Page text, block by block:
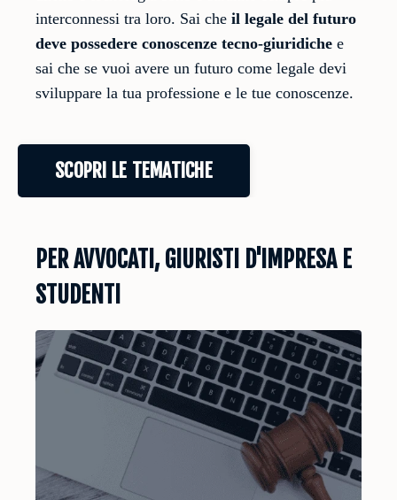
interconnessi tra loro. Sai che il legale del futuro
deve possedere conoscenze tecno-giuridiche e
sai che se vuoi avere un futuro come legale devi
sviluppare la tua professione e le tue conoscenze.
SCOPRI LE TEMATICHE
PER AVVOCATI, GIURISTI D'IMPRESA E
STUDENTI